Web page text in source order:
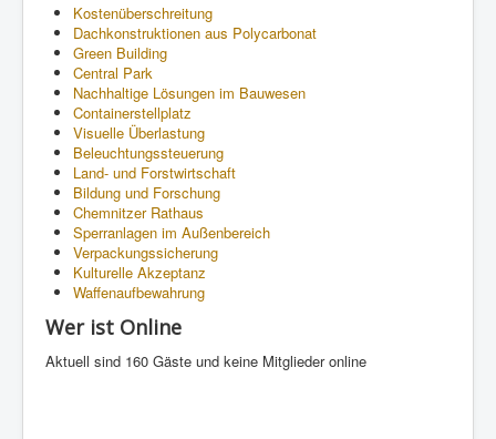
Kostenüberschreitung
Dachkonstruktionen aus Polycarbonat
Green Building
Central Park
Nachhaltige Lösungen im Bauwesen
Containerstellplatz
Visuelle Überlastung
Beleuchtungssteuerung
Land- und Forstwirtschaft
Bildung und Forschung
Chemnitzer Rathaus
Sperranlagen im Außenbereich
Verpackungssicherung
Kulturelle Akzeptanz
Waffenaufbewahrung
Wer ist Online
Aktuell sind 160 Gäste und keine Mitglieder online